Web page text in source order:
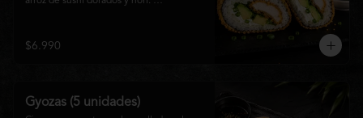
tradición japonesa con el sabor nikkei en
cada bocado.
$6.990
Gyozas (5 unidades)